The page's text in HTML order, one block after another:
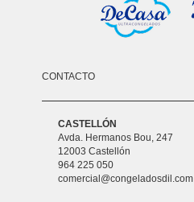
CONTACTO
CASTELLÓN
Avda. Hermanos Bou, 247
12003 Castellón
964 225 050
comercial@congeladosdil.com